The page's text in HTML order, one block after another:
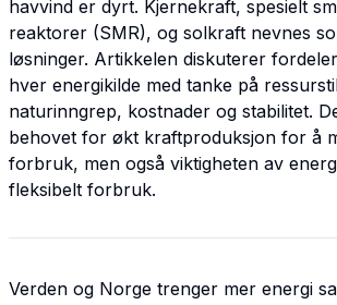
havvind er dyrt. Kjernekraft, spesielt
reaktorer (SMR), og solkraft nevnes
løsninger. Artikkelen diskuterer
hver energikilde med tanke på
naturinngrep, kostnader og stabilitet.
behovet for økt kraftproduksjon for å
forbruk, men også viktigheten av
fleksibelt forbruk.
Verden og Norge trenger mer energi